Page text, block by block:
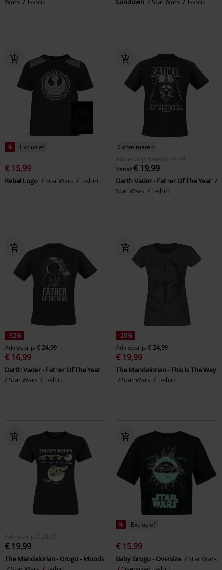
Wars
T-shirt
Sundown
Star Wars T-shirt
% Exclusief
€ 15,99
Rebel Logo Star Wars T-shirt
Grote maten
Adviesprijs
Vanaf € 24,99
Vanaf€ 19,99
Darth Vader - Father Of The Year
Star Wars
T-shirt
-32%
Adviesprijs € 24,99
€ 16,99
Darth Vader - Father Of The Year
Star Wars
T-shirt
-20%
Adviesprijs € 24,99
€ 19,99
The Mandalorian - This Is The Way
Star Wars
T-shirt
Adviesprijs € 24,99
€ 19,99
The Mandalorian - Grogu - Moods
% Exclusief
€ 15,99
Baby Grogu - Oversize
Star Wars